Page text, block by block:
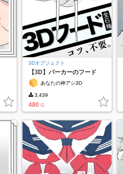
3Dオブジェクト
【3D】パーカーのフード
（全６種）Ver.1.1
あなたの神アシ3D
3,439
480 G